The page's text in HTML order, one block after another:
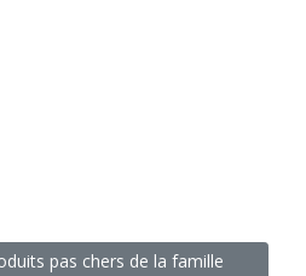
pas chers de la famille